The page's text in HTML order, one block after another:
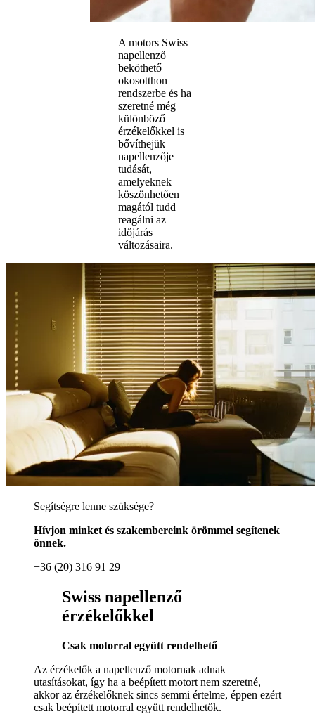
A motors Swiss
napellenző
beköthető
okosotthon
rendszerbe és ha
szeretné még
különböző
érzékelőkkel is
bővíthejük
napellenzője
tudását,
amelyeknek
köszönhetően
magától tudd
reagálni az
időjárás
változásaira.
Segítségre lenne szüksége?
Hívjon minket és szakembereink örömmel segítenek
önnek.
+36 (20) 316 91 29
Swiss napellenző
érzékelőkkel
Csak motorral együtt rendelhető
Az érzékelők a napellenző motornak adnak
utasításokat, így ha a beépített motort nem szeretné,
akkor az érzékelőknek sincs semmi értelme, éppen ezért
csak beépített motorral együtt rendelhetők.